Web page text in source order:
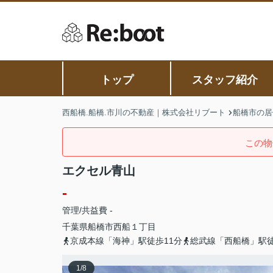
トップ スタッフ紹介
西船橋.船橋.市川の不動産｜株式会社リブート 船橋市の
この
エクセル青山
-
管理/共益費 -
千葉県船橋市西船 １丁目
京成本線「海神」駅徒歩11分
総武線「西船橋」駅
1/8